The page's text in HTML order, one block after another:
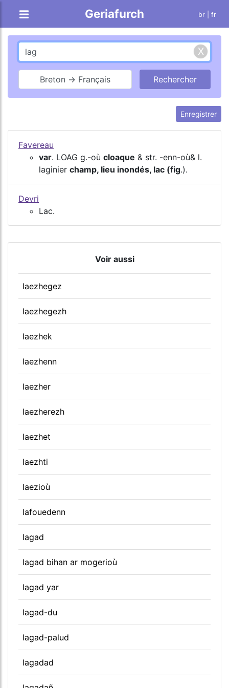
Geriafurch br | fr
Breton → Français
Enregistrer
Favereau
var. LOAG g.-où cloaque & str. -enn-où& l.
laginier champ, lieu inondés, lac (fig.).
Devri
Lac.
Voir aussi
laezhegez
laezhegezh
laezhek
laezhenn
laezher
laezherezh
laezhet
laezhti
laezioù
lafouedenn
lagad
lagad bihan ar mogerioù
lagad yar
lagad-du
lagad-palud
lagadad